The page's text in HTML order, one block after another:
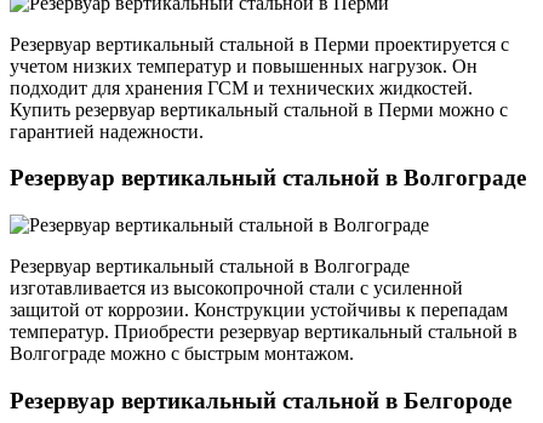
Резервуар вертикальный стальной в Перми проектируется с
учетом низких температур и повышенных нагрузок. Он
подходит для хранения ГСМ и технических жидкостей.
Купить резервуар вертикальный стальной в Перми можно с
гарантией надежности.
Резервуар вертикальный стальной в Волгограде
Резервуар вертикальный стальной в Волгограде
изготавливается из высокопрочной стали с усиленной
защитой от коррозии. Конструкции устойчивы к перепадам
температур. Приобрести резервуар вертикальный стальной в
Волгограде можно с быстрым монтажом.
Резервуар вертикальный стальной в Белгороде